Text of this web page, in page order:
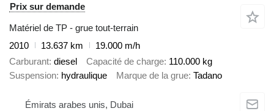
Prix sur demande
Matériel de TP - grue tout-terrain
2010
13.637 km
19.000 m/h
Carburant diesel Capacité de charge 110.000 kg
Suspension hydraulique Marque de la grue Tadano
Émirats arabes unis, Dubai